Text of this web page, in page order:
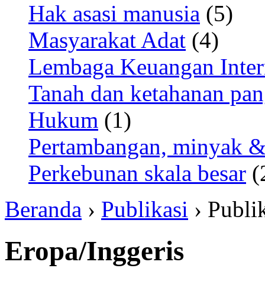
Hak asasi manusia (5)
Masyarakat Adat (4)
Lembaga Keuangan
Tanah dan ketahanan
Hukum (1)
Pertambangan, minyak
Perkebunan skala besar
Beranda › Publikasi ›
Eropa/Inggeris